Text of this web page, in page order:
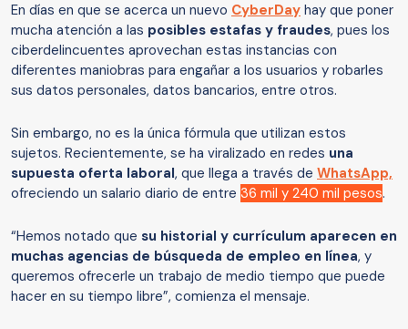
En días en que se acerca un nuevo CyberDay hay que poner
mucha atención a las posibles estafas y fraudes, pues los
ciberdelincuentes aprovechan estas instancias con
diferentes maniobras para engañar a los usuarios y robarles
sus datos personales, datos bancarios, entre otros.
Sin embargo, no es la única fórmula que utilizan estos
sujetos. Recientemente, se ha viralizado en redes una
supuesta oferta laboral, que llega a través de WhatsApp,
ofreciendo un salario diario de entre 36 mil y 240 mil pesos.
“Hemos notado que su historial y currículum aparecen en
muchas agencias de búsqueda de empleo en línea, y
queremos ofrecerle un trabajo de medio tiempo que puede
hacer en su tiempo libre”, comienza el mensaje.